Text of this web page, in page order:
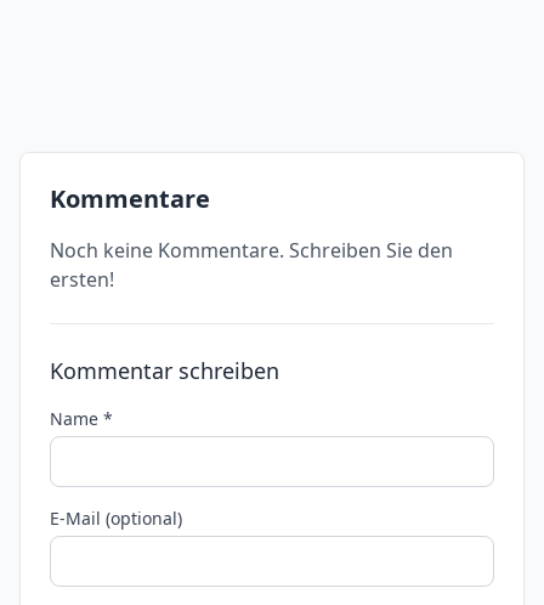
Kommentare
Noch keine Kommentare. Schreiben Sie den
ersten!
Kommentar schreiben
Name *
E-Mail (optional)